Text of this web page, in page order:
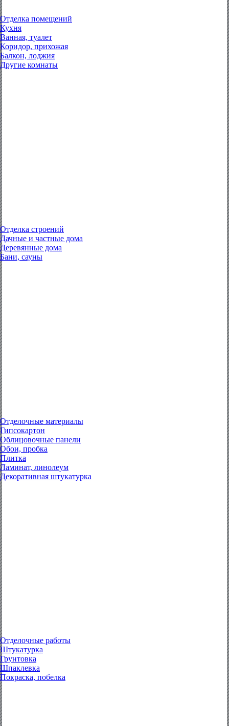
Отделка помещений
Кухня
Ванная, туалет
Коридор, прихожая
Балкон, лоджия
Другие комнаты
Отделка строений
Дачные и частные дома
Деревянные дома
Бани, сауны
Отделочные материалы
Гипсокартон
Облицовочные панели
Обои, пробка
Плитка
Ламинат, линолеум
Декоративная штукатурка
Отделочные работы
Штукатурка
Грунтовка
Шпаклевка
Покраска, побелка